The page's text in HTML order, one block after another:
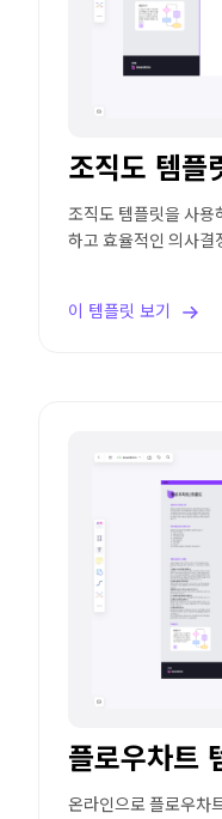
조직도 템플
조직도 템플릿을 사용
이 템플릿 보기
플로우차트
온라인으로 플로우차